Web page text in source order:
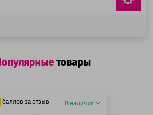
товары
баллов за отзыв В наличии